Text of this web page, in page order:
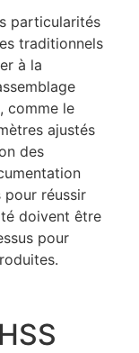
particularités
traditionnels
à la
comme le
ajustés
des
pour réussir
doivent être
pour